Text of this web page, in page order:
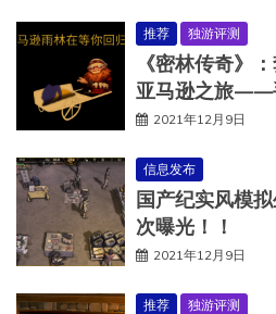
推荐 独游评测
《密林传奇》
亚马逊之旅——
2021年12月9日
信息发布
国产纪实风模
次曝光！！
2021年12月9日
推荐 独游评测